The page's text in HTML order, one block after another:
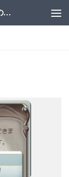
すてらーしぇる｜東方PROJECTとハルヒの二次創作サイト